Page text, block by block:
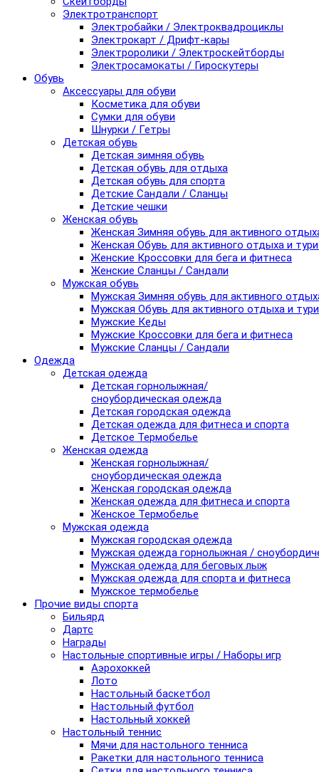
Электротранспорт
Электробайки / Электроквадроциклы
Электрокарт / Дрифт-кары
Электроролики / Электроскейтборды
Электросамокаты / Гироскутеры
Обувь
Аксессуары для обуви
Косметика для обуви
Сумки для обуви
Шнурки / Гетры
Детская обувь
Детская зимняя обувь
Детская обувь для отдыха
Детская обувь для спорта
Детские Сандали / Сланцы
Детские чешки
Женская обувь
Женская Зимняя обувь для активного
Женская Обувь для активного отдыха и
Женские Кроссовки для бега и фитнеса
Женские Сланцы / Сандали
Мужская обувь
Мужская Зимняя обувь для активного
Мужская Обувь для активного отдыха и
Мужские Кеды
Мужские Кроссовки для бега и фитнеса
Мужские Сланцы / Сандали
Одежда
Детская одежда
Детская горнолыжная/
сноубордическая одежда
Детская городская одежда
Детская одежда для фитнеса и спорта
Детское Термобелье
Женская одежда
Женская горнолыжная/
сноубордическая одежда
Женская городская одежда
Женская одежда для фитнеса и спорта
Женское Термобелье
Мужская одежда
Мужская городская одежда
Мужская одежда горнолыжная /
Мужская одежда для беговых лыж
Мужская одежда для спорта и фитнеса
Мужское термобелье
Прочие виды спорта
Бильярд
Дартс
Награды
Настольные спортивные игры / Наборы игр
Аэрохоккей
Лото
Настольный баскетбол
Настольный футбол
Настольный хоккей
Настольный теннис
Мячи для настольного тенниса
Ракетки для настольного тенниса